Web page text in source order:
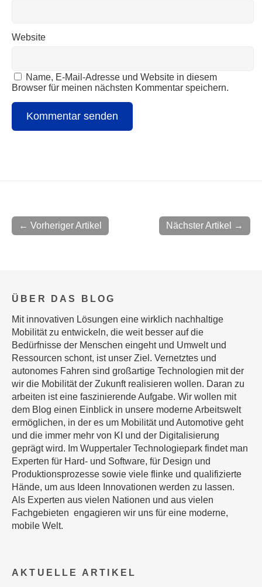
Website
Name, E-Mail-Adresse und Website in diesem
Browser für meinen nächsten Kommentar speichern.
Nächster Artikel →
← Vorheriger Artikel
ÜBER DAS BLOG
Mit innovativen Lösungen eine wirklich nachhaltige
Mobilität zu entwickeln, die weit besser auf die
Bedürfnisse der Menschen eingeht und Umwelt und
Ressourcen schont, ist unser Ziel. Vernetztes und
autonomes Fahren sind großartige Technologien mit der
wir die Mobilität der Zukunft realisieren wollen. Daran zu
arbeiten ist eine faszinierende Aufgabe. Wir wollen mit
dem Blog einen Einblick in unsere moderne Arbeitswelt
ermöglichen, in der es um Mobilität und Automotive geht
und die immer mehr von KI und der Digitalisierung
geprägt wird. Im Wuppertaler Technologiepark findet man
Experten für Hard- und Software, für Design und
Produktionsprozesse sowie viele flinke und qualifizierte
Hände, um aus Ideen Innovationen werden zu lassen.
Als Experten aus vielen Nationen und aus vielen
Fachgebieten engagieren wir uns für eine moderne,
mobile Welt.
AKTUELLE ARTIKEL